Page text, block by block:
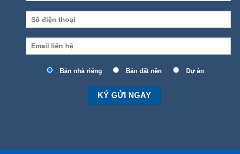
Bán nhà riêng Bán đất nền Dự án